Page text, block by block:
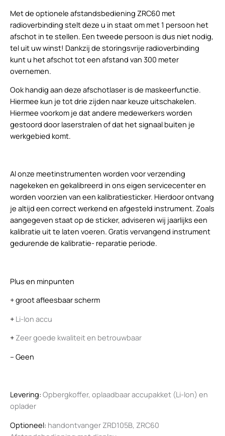
Met de optionele afstandsbediening ZRC60 met
radioverbinding stelt deze u in staat om met 1 persoon het
afschot in te stellen. Een tweede persoon is dus niet nodig,
tel uit uw winst! Dankzij de storingsvrije radioverbinding
kunt u het afschot tot een afstand van 300 meter
overnemen.
Ook handig aan deze afschotlaser is de maskeerfunctie.
Hiermee kun je tot drie zijden naar keuze uitschakelen.
Hiermee voorkom je dat andere medewerkers worden
gestoord door laserstralen of dat het signaal buiten je
werkgebied komt.
Al onze meetinstrumenten worden voor verzending
nagekeken en gekalibreerd in ons eigen servicecenter en
worden voorzien van een kalibratiesticker. Hierdoor ontvang
je altijd een correct werkend en afgesteld instrument. Zoals
aangegeven staat op de sticker, adviseren wij jaarlijks een
kalibratie uit te laten voeren. Gratis vervangend instrument
gedurende de kalibratie- reparatie periode.
Plus en minpunten
+ groot afleesbaar scherm
+ Li-Ion accu
+ Zeer goede kwaliteit en betrouwbaar
– Geen
Levering: Opbergkoffer, oplaadbaar accupakket (Li-Ion) en
oplader
Optioneel: handontvanger ZRD105B, ZRC60